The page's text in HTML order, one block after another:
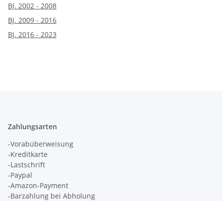
BJ. 2002 - 2008
BJ. 2009 - 2016
BJ. 2016 - 2023
Zahlungsarten
-Vorabüberweisung
-Kreditkarte
-Lastschrift
-Paypal
-Amazon-Payment
-Barzahlung bei Abholung